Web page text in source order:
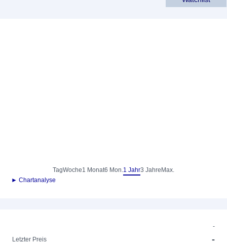
TagWoche1 Monat6 Mon.1 Jahr3 Jahre Max.
► Chartanalyse
-
Letzter Preis
-